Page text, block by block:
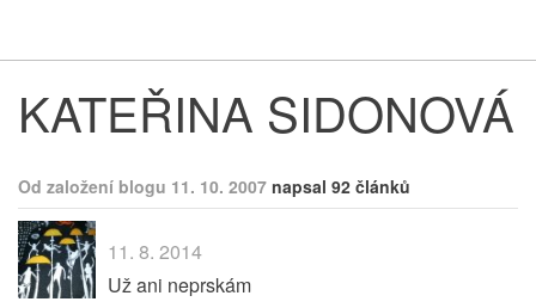
KATEŘINA SIDONOVÁ
Od založení blogu 11. 10. 2007 napsal 92 článků
11. 8. 2014
Už ani neprskám